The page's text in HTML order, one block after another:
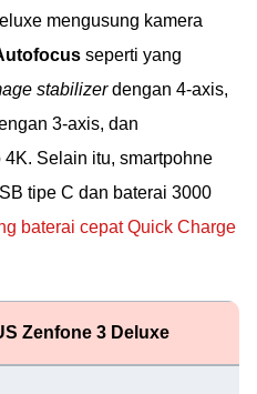
mengusung kamera
seperti yang
stabilizerdengan 4-axis,
3-axis, dan
Selain itu, smartpohne
tipe C dan baterai 3000
baterai cepat Quick Charge
Zenfone 3 Deluxe